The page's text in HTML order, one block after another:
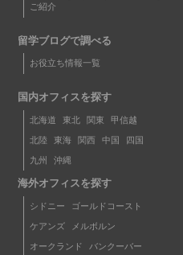
ご紹介
留学ブログで調べる
お役立ち情報一覧
国内オフィスを探す
北海道 東北 関東 甲信越
北陸 東海 関西 中国 四国
九州 沖縄
海外オフィスを探す
シドニー ゴールドコースト
ケアンズ メルボルン
オークランド バンクーバー